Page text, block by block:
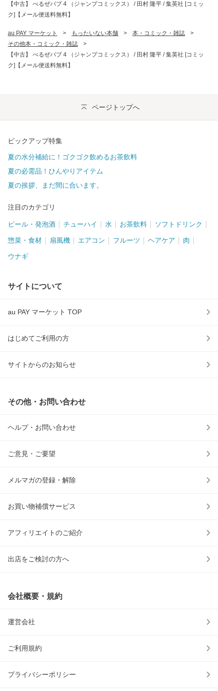
【中古】 べるぜバブ 4 （ジャンプコミックス） / 田村 隆平 / 集英社 [コミッ
ク]【メール便送料無料】
au PAY マーケット > もったいない本舗 > 本・コミック・雑誌
>
その他本・コミック・雑誌
>
【中古】 べるぜバブ 4 （ジャンプコミックス） / 田村 隆平 / 集英社 [コミッ
ク]【メール便送料無料】
ページトップへ
ピックアップ特集
夏の水分補給に！ゴクゴク飲めるお茶飲料
夏の必需品！ひんやりアイテム
夏の挨拶、まだ間に合います。
注目のカテゴリ
ビール・発泡酒 チューハイ 水 お茶飲料 ソフトドリンク
惣菜・食材 扇風機 エアコン フルーツ ヘアケア 肉
ウナギ
サイトについて
au PAY マーケット TOP
はじめてご利用の方
サイトからのお知らせ
その他・お問い合わせ
ヘルプ・お問い合わせ
ご意見・ご要望
メルマガの登録・解除
お買い物補償サービス
アフィリエイトのご紹介
出店をご検討の方へ
会社概要・規約
運営会社
ご利用規約
プライバシーポリシー